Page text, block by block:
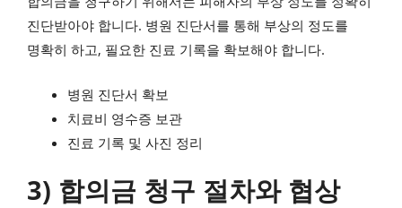
진단받아야 합니다. 병원 진단서를 통해 부상의 정도를
명확히 하고, 필요한 진료 기록을 확보해야 합니다.
병원 진단서 확보
치료비 영수증 보관
진료 기록 및 사진 정리
3) 합의금 청구 절차와 협상